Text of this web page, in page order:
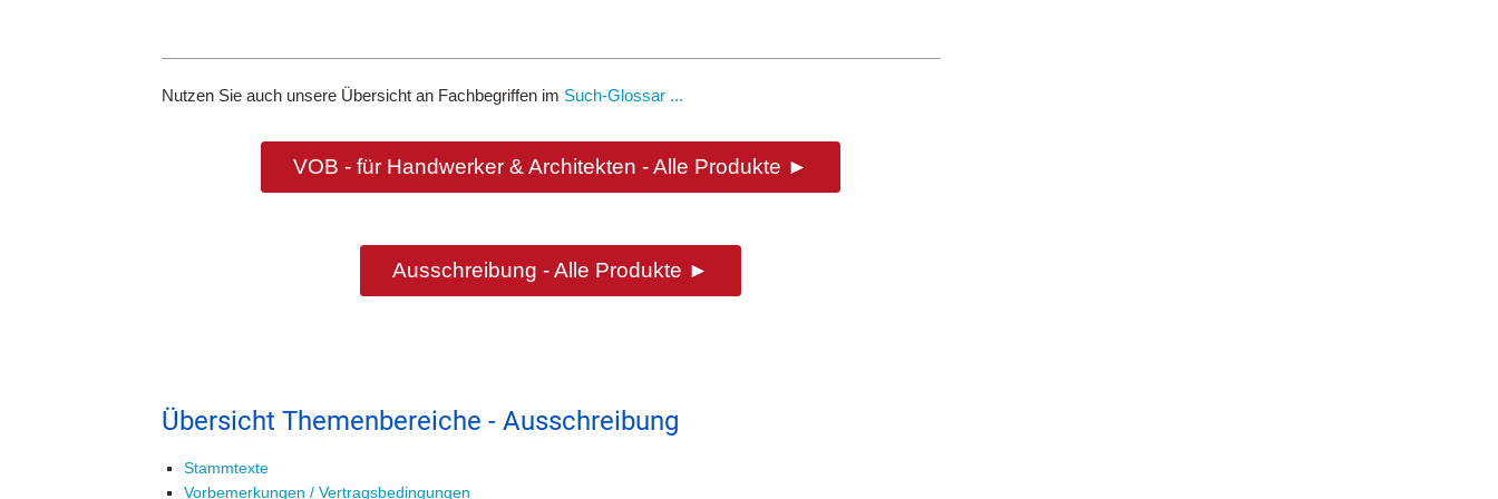
Nutzen Sie auch unsere Übersicht an Fachbegriffen im Such-Glossar ...
VOB - für Handwerker & Architekten - Alle Produkte ►
Ausschreibung - Alle Produkte ►
Übersicht Themenbereiche - Ausschreibung
Stammtexte
Vorbemerkungen / Vertragsbedingungen